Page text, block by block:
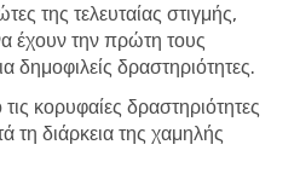
της τελευταίας στιγμής,
έχουν την πρώτη τους
δημοφιλείς δραστηριότητες.
κορυφαίες δραστηριότητες
τη διάρκεια της χαμηλής